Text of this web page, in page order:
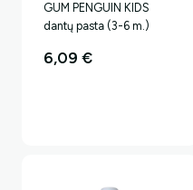
GUM PENGUIN KIDS
dantų pasta (3-6 m.)
6,09€